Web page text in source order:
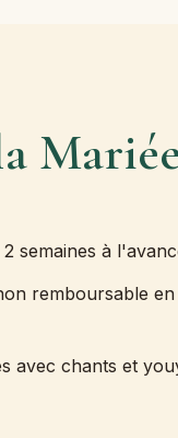
semaines à
remboursable
avec chants et